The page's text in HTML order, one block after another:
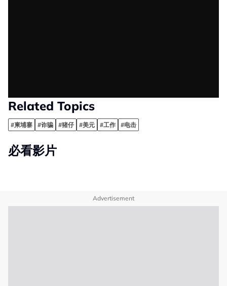
Related Topics
#柬埔寨 #诈骗 #猪仔 #美元 #工作 #电击
必看影片
Advertisement